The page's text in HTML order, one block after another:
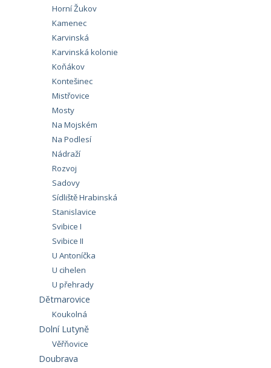
Horní Žukov
Kamenec
Karvinská
Karvinská kolonie
Koňákov
Kontešinec
Mistřovice
Mosty
Na Mojském
Na Podlesí
Nádraží
Rozvoj
Sadovy
Sídliště Hrabinská
Stanislavice
Svibice I
Svibice II
U Antoníčka
U cihelen
U přehrady
Dětmarovice
Koukolná
Dolní Lutyně
Věřňovice
Doubrava